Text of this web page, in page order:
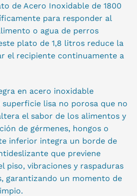
de Acero Inoxidable de 1800
para responder al
o agua de perros
plato de 1,8 litros reduce la
el recipiente continuamente a
en acero inoxidable
lisa no porosa que no
el sabor de los alimentos y
de gérmenes, hongos o
inferior integra un borde de
que previene
piso, vibraciones y raspaduras
garantizando un momento de